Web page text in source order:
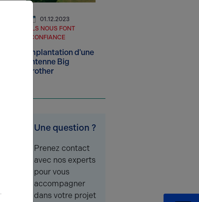
01.12.2023
ILS NOUS FONT
CONFIANCE
Implantation d'une
antenne Big
Brother
Une question ?
Prenez contact
avec nos experts
pour vous
accompagner
dans votre projet